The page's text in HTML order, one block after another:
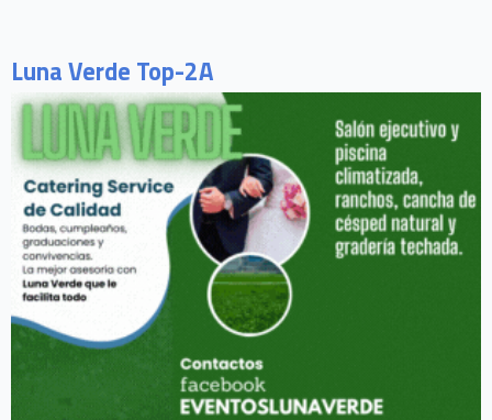
Luna Verde Top-2A